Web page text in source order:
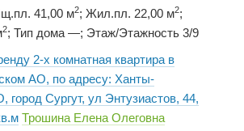
41,00 м2; Жил.пл. 22,00 м2;
2; Тип дома —; Этаж/Этажность 3/9
2-х комнатная квартира в
АО, по адресу: Ханты-
город Сургут, ул Энтузиастов, 44,
Трошина Елена Олеговна